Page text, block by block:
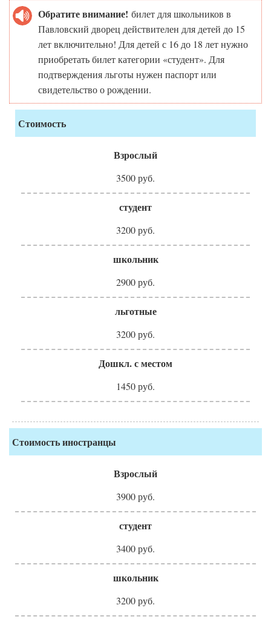
Обратите внимание! билет для школьников в
Павловский дворец действителен для детей до 15
лет включительно! Для детей с 16 до 18 лет нужно
приобретать билет категории «студент». Для
подтверждения льготы нужен паспорт или
свидетельство о рождении.
Стоимость
Взрослый
3500 руб.
студент
3200 руб.
школьник
2900 руб.
льготные
3200 руб.
Дошкл. с местом
1450 руб.
Стоимость иностранцы
Взрослый
3900 руб.
студент
3400 руб.
школьник
3200 руб.